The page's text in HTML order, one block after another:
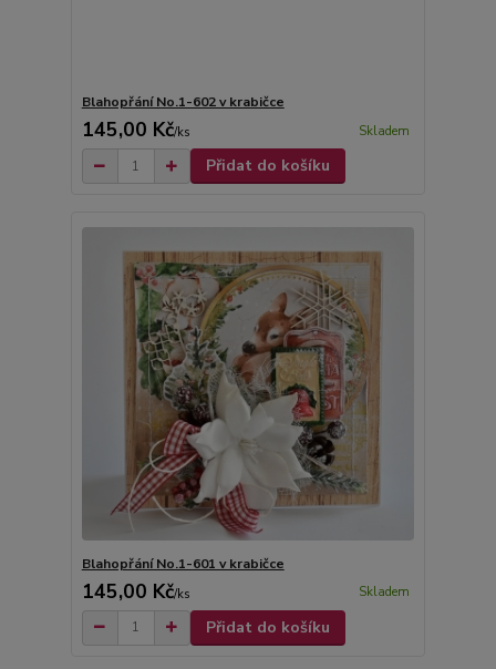
Blahopřání No.1-602 v krabičce
145,00 Kč/ks Skladem
Přidat do košíku
Blahopřání No.1-601 v krabičce
145,00 Kč/ks Skladem
Přidat do košíku